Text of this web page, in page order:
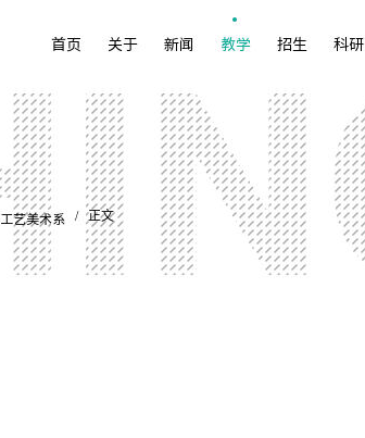
首页 关于 新闻 教学 招生 科研
工艺美术系 / 正文